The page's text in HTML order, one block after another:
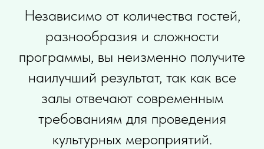
Независимо от количества гостей,
разнообразия и сложности
программы, вы неизменно получите
наилучший результат, так как все
залы отвечают современным
требованиям для проведения
культурных мероприятий.